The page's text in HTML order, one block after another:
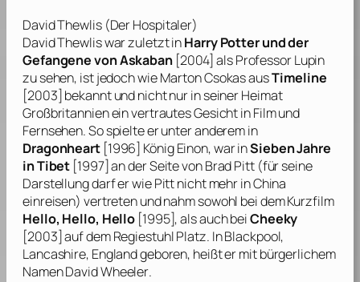
David Thewlis(Der Hospitaler)
David Thewliswar zuletzt inHarry Potter und der
Gefangene von Askaban[2004] als Professor Lupin
zu sehen, ist jedoch wieMarton CsokasausTimeline
[2003] bekannt und nicht nur in seiner Heimat
Großbritannien ein vertrautes Gesicht in Film und
Fernsehen. So spielte er unter anderem in
Dragonheart[1996] König Einon, war inSieben Jahre
in Tibet [1997] an der Seite vonBrad Pitt(für seine
Darstellung darf er wiePittnicht mehr in China
einreisen) vertreten und nahm sowohl bei dem Kurzfilm
Hello, Hello, Hello [1995], als auch beiCheeky
[2003] auf dem Regiestuhl Platz. In Blackpool,
Lancashire, England geboren, heißt er mit bürgerlichem
NamenDavid Wheeler.